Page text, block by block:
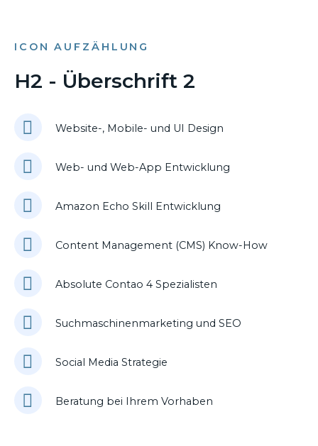
ICON AUFZÄHLUNG
H2 - Überschrift 2
Website-, Mobile- und UI Design
Web- und Web-App Entwicklung
Amazon Echo Skill Entwicklung
Content Management (CMS) Know-How
Absolute Contao 4 Spezialisten
Suchmaschinenmarketing und SEO
Social Media Strategie
Beratung bei Ihrem Vorhaben